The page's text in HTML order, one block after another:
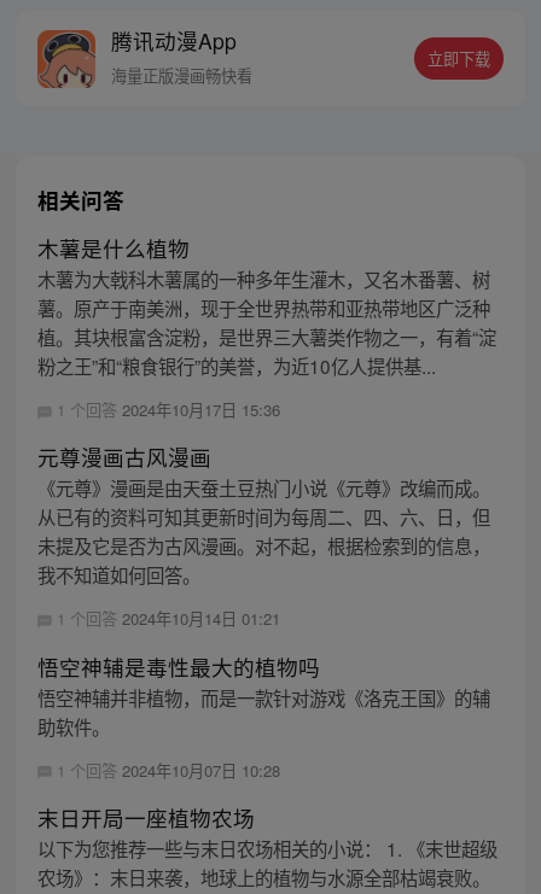
腾讯动漫App
海量正版漫画畅快看
立即下载
相关问答
木薯是什么植物
木薯为大戟科木薯属的一种多年生灌木，又名木番薯、树
薯。原产于南美洲，现于全世界热带和亚热带地区广泛种
植。其块根富含淀粉，是世界三大薯类作物之一，有着“淀
粉之王”和“粮食银行”的美誉，为近10亿人提供基...
1 个回答 2024年10月17日 15:36
元尊漫画古风漫画
《元尊》漫画是由天蚕土豆热门小说《元尊》改编而成。
从已有的资料可知其更新时间为每周二、四、六、日，但
未提及它是否为古风漫画。对不起，根据检索到的信息，
我不知道如何回答。
1 个回答 2024年10月14日 01:21
悟空神辅是毒性最大的植物吗
悟空神辅并非植物，而是一款针对游戏《洛克王国》的辅
助软件。
1 个回答 2024年10月07日 10:28
末日开局一座植物农场
以下为您推荐一些与末日农场相关的小说： 1. 《末世超级
农场》：末日来袭，地球上的植物与水源全部枯竭衰败。